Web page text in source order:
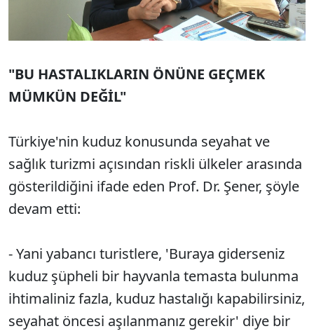
"BU HASTALIKLARIN ÖNÜNE GEÇMEK
MÜMKÜN DEĞİL"
Türkiye'nin kuduz konusunda seyahat ve
sağlık turizmi açısından riskli ülkeler arasında
gösterildiğini ifade eden Prof. Dr. Şener, şöyle
devam etti:
- Yani yabancı turistlere, 'Buraya giderseniz
kuduz şüpheli bir hayvanla temasta bulunma
ihtimaliniz fazla, kuduz hastalığı kapabilirsiniz,
seyahat öncesi aşılanmanız gerekir' diye bir